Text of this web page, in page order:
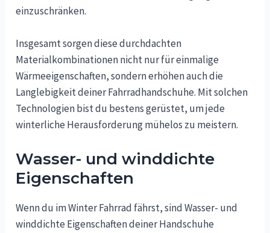
einzuschränken.
Insgesamt sorgen diese durchdachten
Materialkombinationen nicht nur für einmalige
Wärmeeigenschaften, sondern erhöhen auch die
Langlebigkeit deiner Fahrradhandschuhe. Mit solchen
Technologien bist du bestens gerüstet, um jede
winterliche Herausforderung mühelos zu meistern.
Wasser- und winddichte
Eigenschaften
Wenn du im Winter Fahrrad fährst, sind Wasser- und
winddichte Eigenschaften deiner Handschuhe